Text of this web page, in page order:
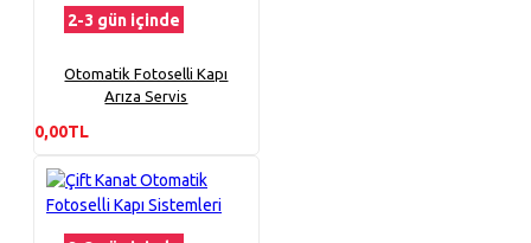
2-3 gün içinde
Otomatik Fotoselli Kapı
Arıza Servis
0,00TL